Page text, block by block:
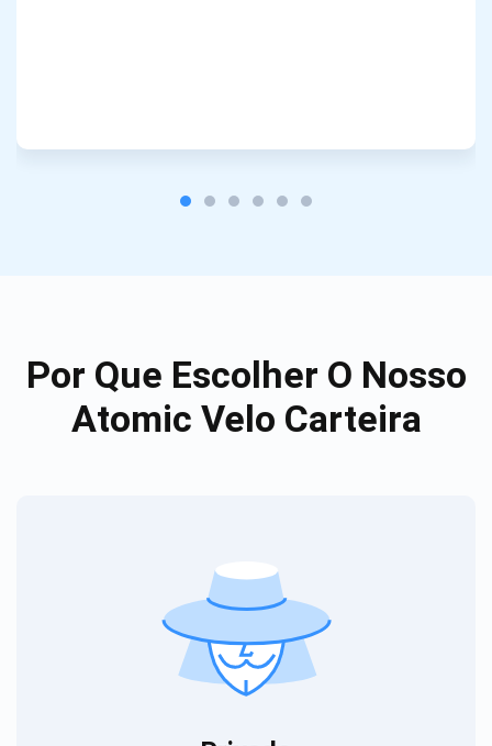
Por Que Escolher O Nosso
Atomic Velo Carteira